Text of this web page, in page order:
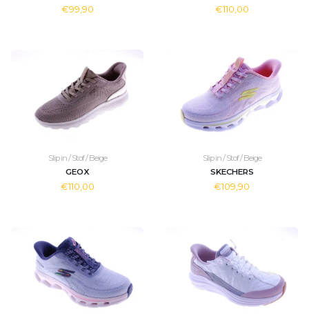
€99,90 €110,00
Slip in / Stof / Beige
GEOX
€110,00
Slip in / Stof / Beige
SKECHERS
€109,90